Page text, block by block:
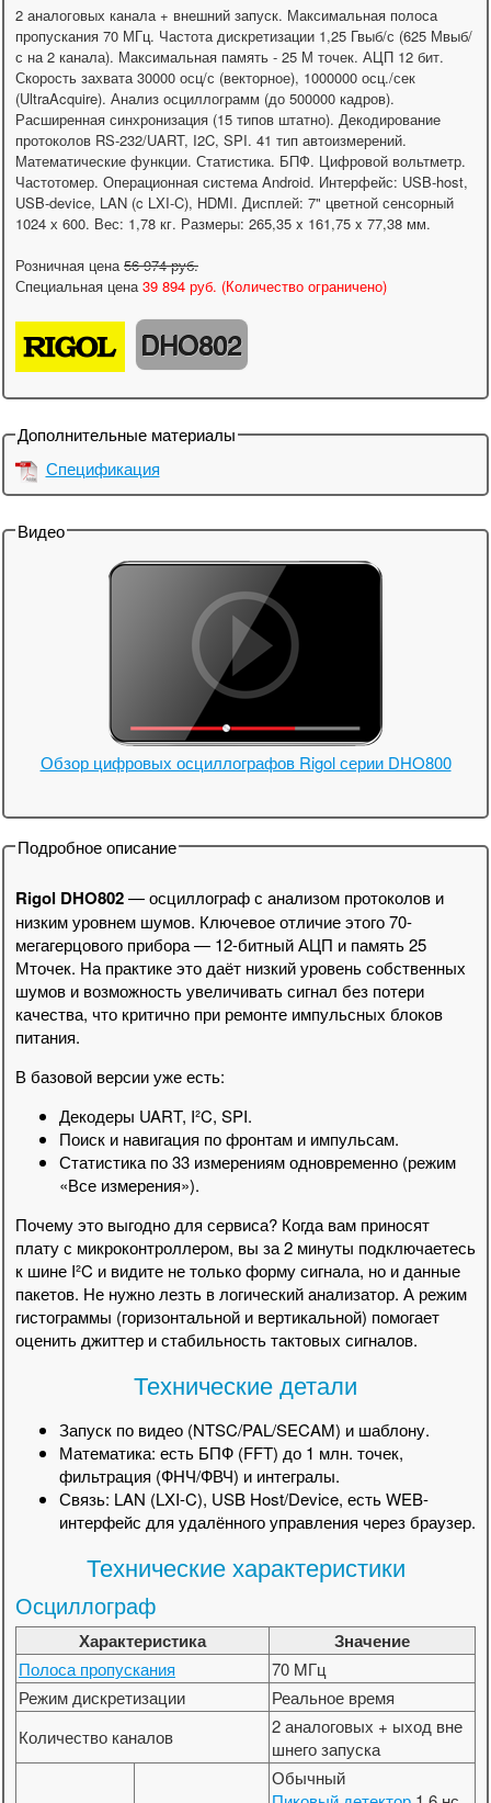
2 аналоговых канала + внешний запуск. Максимальная полоса
пропускания 70 МГц. Частота дискретизации 1,25 Гвыб/с (625 Мвыб/
с на 2 канала). Максимальная память - 25 М точек. АЦП 12 бит.
Скорость захвата 30000 осц/с (векторное), 1000000 осц./сек
(UltraAcquire). Анализ осциллограмм (до 500000 кадров).
Расширенная синхронизация (15 типов штатно). Декодирование
протоколов RS-232/UART, I2C, SPI. 41 тип автоизмерений.
Математические функции. Статистика. БПФ. Цифровой вольтметр.
Частотомер. Операционная система Android. Интерфейс: USB-host,
USB-device, LAN (c LXI-C), HDMI. Дисплей: 7" цветной сенсорный
1024 х 600. Вес: 1,78 кг. Размеры: 265,35 x 161,75 x 77,38 мм.
Розничная цена56 974руб.
Специальная цена39 894 руб. (Количество ограничено)
DHO802
Дополнительные материалы
Спецификация
Видео
Обзор цифровых осциллографов Rigol серии DHO800
Подробное описание
Rigol DHO802— осциллограф с анализом протоколов и
низким уровнем шумов. Ключевое отличие этого 70-
мегагерцового прибора — 12-битный АЦП и память 25
Мточек. На практике это даёт низкий уровень собственных
шумов и возможность увеличивать сигнал без потери
качества, что критично при ремонте импульсных блоков
питания.
В базовой версии уже есть:
Декодеры UART, I²C, SPI.
Поиск и навигация по фронтам и импульсам.
Статистика по 33 измерениям одновременно (режим
«Все измерения»).
Почему это выгодно для сервиса? Когда вам приносят
плату с микроконтроллером, вы за 2 минуты подключаетесь
к шине I²C и видите не только форму сигнала, но и данные
пакетов. Не нужно лезть в логический анализатор. А режим
гистограммы (горизонтальной и вертикальной) помогает
оценить джиттер и стабильность тактовых сигналов.
Технические детали
Запуск по видео (NTSC/PAL/SECAM) и шаблону.
Математика: есть БПФ (FFT) до 1 млн. точек,
фильтрация (ФНЧ/ФВЧ) и интегралы.
Связь: LAN (LXI-C), USB Host/Device, есть WEB-
интерфейс для удалённого управления через браузер.
Технические характеристики
Осциллограф
Характеристика Значение
Полоса пропускания
70 MГц
Режим дискретизации
Реальное время
Количество каналов
2 аналоговых + ыход вне
шнего запуска
Обычный